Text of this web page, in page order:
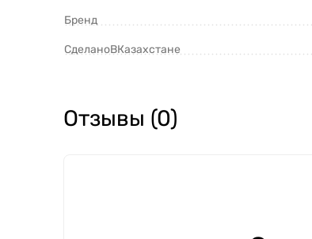
Бренд
СделаноВКазахстане
Отзывы (0)